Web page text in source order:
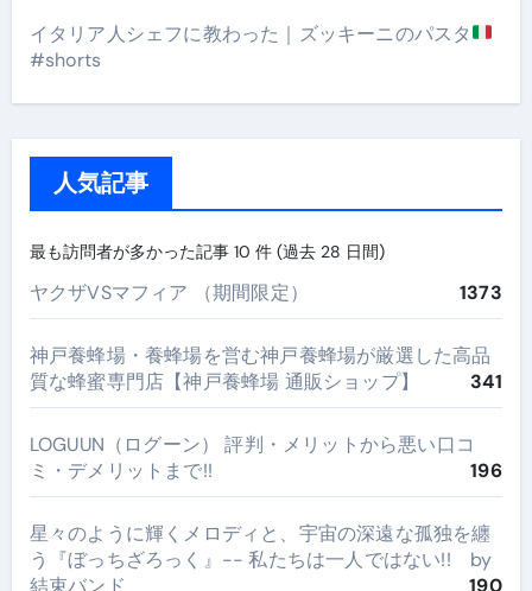
イタリア人シェフに教わった｜ズッキーニのパスタ
#shorts
人気記事
最も訪問者が多かった記事 10 件 (過去 28 日間)
ヤクザVSマフィア （期間限定） 1373
神戸養蜂場・養蜂場を営む神戸養蜂場が厳選した高品
質な蜂蜜専門店【神戸養蜂場 通販ショップ】
341
LOGUUN（ログーン） 評判・メリットから悪い口コ
ミ・デメリットまで!!
196
星々のように輝くメロディと、宇宙の深遠な孤独を纏
う『ぼっちざろっく』-- 私たちは一人ではない!! by
結束バンド
190